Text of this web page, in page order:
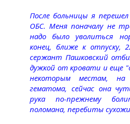
После больницы я
ОБС. Меня поначалу не
надо было уволиться
конец, ближе к отпуску,
сержант Пашковский
дужкой от кровати и еще
некоторым местам, на
гематома, сейчас она
рука по-прежнему
поломана, перебиты